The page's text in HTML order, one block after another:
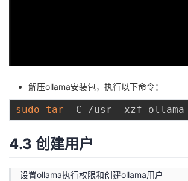
解压ollama安装包，执行以下命令：
sudo tar
4.3 创建用户
设置ollama执行权限和创建ollama用户